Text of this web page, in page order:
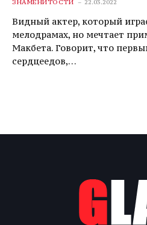
ЗНАМЕНИТОСТИ 22.03.2022
Видный актер, который
мелодрамах, но мечтает
Макбета. Говорит, что
сердцеедов,…